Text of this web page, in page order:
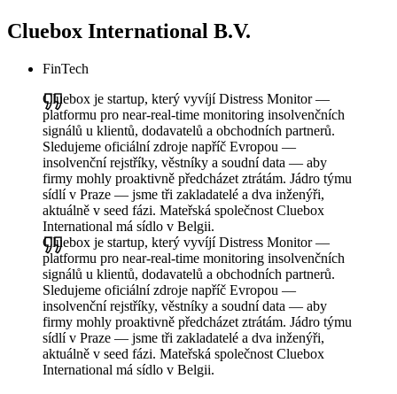
Cluebox International B.V.
FinTech
Cluebox je startup, který vyvíjí Distress Monitor —
platformu pro near-real-time monitoring insolvenčních
signálů u klientů, dodavatelů a obchodních partnerů.
Sledujeme oficiální zdroje napříč Evropou —
insolvenční rejstříky, věstníky a soudní data — aby
firmy mohly proaktivně předcházet ztrátám. Jádro týmu
sídlí v Praze — jsme tři zakladatelé a dva inženýři,
aktuálně v seed fázi. Mateřská společnost Cluebox
International má sídlo v Belgii.
Cluebox je startup, který vyvíjí Distress Monitor —
platformu pro near-real-time monitoring insolvenčních
signálů u klientů, dodavatelů a obchodních partnerů.
Sledujeme oficiální zdroje napříč Evropou —
insolvenční rejstříky, věstníky a soudní data — aby
firmy mohly proaktivně předcházet ztrátám. Jádro týmu
sídlí v Praze — jsme tři zakladatelé a dva inženýři,
aktuálně v seed fázi. Mateřská společnost Cluebox
International má sídlo v Belgii.